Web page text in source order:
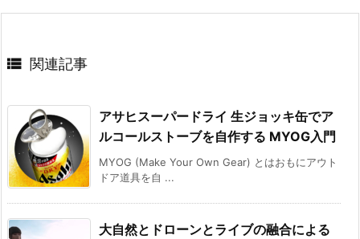
 関連記事
アサヒスーパードライ 生ジョッキ缶でア
ルコールストーブを自作する MYOG入門
MYOG (Make Your Own Gear) とはおもにアウト
ドア道具を自 ...
大自然とドローンとライブの融合による